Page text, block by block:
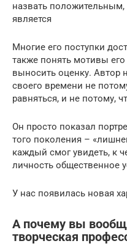
назвать
является
Многие его поступки
также понять мотивы
выносить оценку. Автор
своего времени не
равняться, и не потому,
Он просто показал
того поколения –
каждый смог увидеть, к
личность общественное
У нас появилась новая
А почему вы
творческая